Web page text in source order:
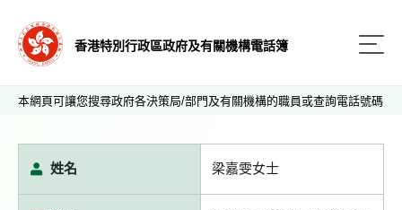
香港特別行政區政府及有關機構電話簿
本網頁可讓您搜尋政府各決策局/部門及有關機構的職員或查詢電話號碼
姓名 梁嘉雯女士